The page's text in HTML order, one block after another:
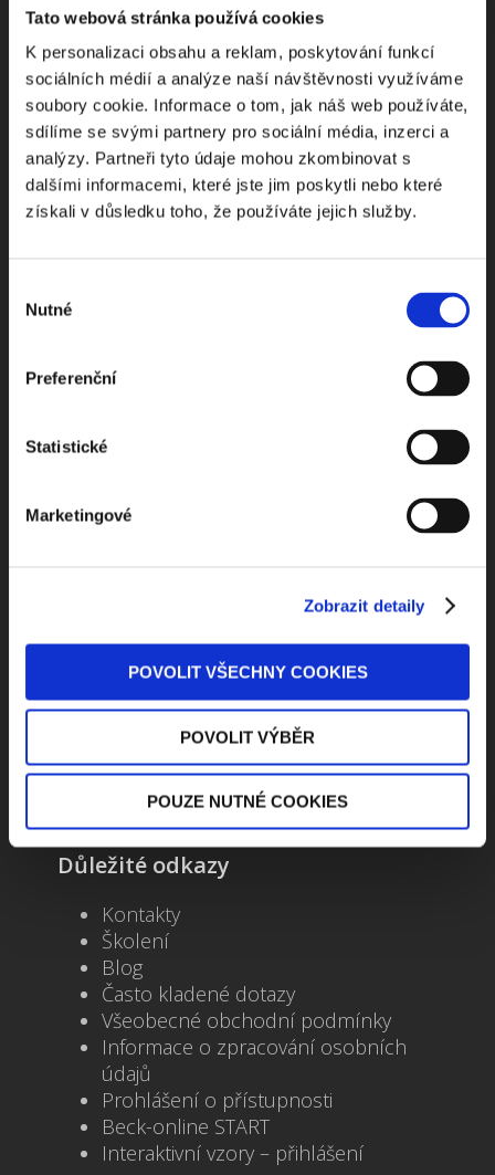
Tato webová stránka používá cookies
K personalizaci obsahu a reklam, poskytování funkcí
sociálních médií a analýze naší návštěvnosti využíváme
soubory cookie. Informace o tom, jak náš web používáte,
sdílíme se svými partnery pro sociální média, inzerci a
analýzy. Partneři tyto údaje mohou zkombinovat s
dalšími informacemi, které jste jim poskytli nebo které
získali v důsledku toho, že používáte jejich služby.
souhlasu
Nutné
Preferenční
Statistické
Marketingové
Zobrazit detaily
POVOLIT VŠECHNY COOKIES
POVOLIT VÝBĚR
POUZE NUTNÉ COOKIES
Odebírejte Beck-online
NEWS
Dostávejte od nás pravidelný měsíční souhrn
toho nejpopulárnějšího obsahu.
zpracování osobních údajů
Jungmannova 34, 110 00 Praha
+420 733 661 882
beck-online@beck.cz
Důležité odkazy
Kontakty
Školení
Blog
Často kladené dotazy
Všeobecné obchodní podmínky
Informace o zpracování osobních
údajů
Prohlášení o přístupnosti
Beck-online START
Interaktivní vzory – přihlášení